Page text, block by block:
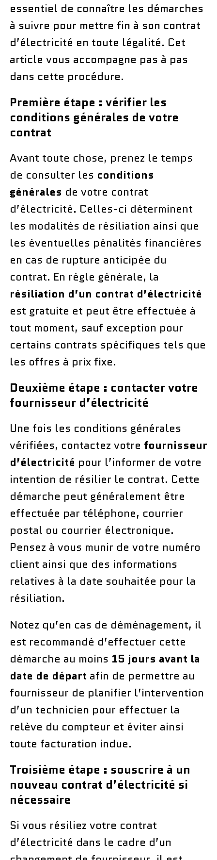
essentiel de connaître les démarches
à suivre pour mettre fin à son contrat
d’électricité en toute légalité. Cet
article vous accompagne pas à pas
dans cette procédure.
Première étape : vérifier les
conditions générales de votre
contrat
Avant toute chose, prenez le temps
de consulter les conditions
générales de votre contrat
d’électricité. Celles-ci déterminent
les modalités de résiliation ainsi que
les éventuelles pénalités financières
en cas de rupture anticipée du
contrat. En règle générale, la
résiliation d’un contrat d’électricité
est gratuite et peut être effectuée à
tout moment, sauf exception pour
certains contrats spécifiques tels que
les offres à prix fixe.
Deuxième étape : contacter votre
fournisseur d’électricité
Une fois les conditions générales
vérifiées, contactez votre fournisseur
d’électricité pour l’informer de votre
intention de résilier le contrat. Cette
démarche peut généralement être
effectuée par téléphone, courrier
postal ou courrier électronique.
Pensez à vous munir de votre numéro
client ainsi que des informations
relatives à la date souhaitée pour la
résiliation.
Notez qu’en cas de déménagement, il
est recommandé d’effectuer cette
démarche au moins 15 jours avant la
date de départ afin de permettre au
fournisseur de planifier l’intervention
d’un technicien pour effectuer la
relève du compteur et éviter ainsi
toute facturation indue.
Troisième étape : souscrire à un
nouveau contrat d’électricité si
nécessaire
Si vous résiliez votre contrat
d’électricité dans le cadre d’un